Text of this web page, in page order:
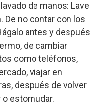
de manos: Lave
De no contar con los
antes y después
de cambiar
como teléfonos,
viajar en
después de volver
o estornudar.